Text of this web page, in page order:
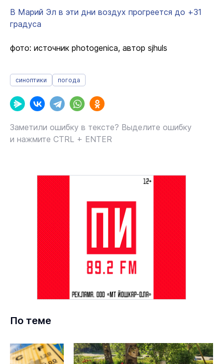
В Марий Эл в эти дни воздух прогреется до +31
градуса
фото: источник photogenica, автор sjhuls
синоптики погода
Заметили ошибку в тексте? Выделите ошибку
и нажмите CTRL + ENTER
По теме